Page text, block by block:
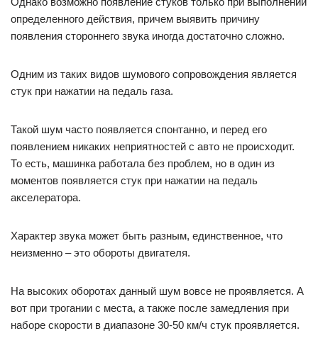
определенного действия, причем выявить причину
появления стороннего звука иногда достаточно сложно.
Одним из таких видов шумового сопровождения является
стук при нажатии на педаль газа.
Такой шум часто появляется спонтанно, и перед его
появлением никаких неприятностей с авто не происходит.
То есть, машинка работала без проблем, но в один из
моментов появляется стук при нажатии на педаль
акселератора.
Характер звука может быть разным, единственное, что
неизменно – это обороты двигателя.
На высоких оборотах данный шум вовсе не проявляется. А
вот при трогании с места, а также после замедления при
наборе скорости в диапазоне 30-50 км/ч стук проявляется.